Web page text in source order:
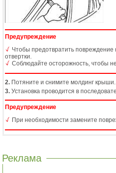
Предупреждение
Чтобы предотвратить
отвертки.
Соблюдайте осторожность, чтобы
2. Потяните и снимите молдинг крыши.
3. Установка проводится в
Предупреждение
При необходимости замените
Реклама